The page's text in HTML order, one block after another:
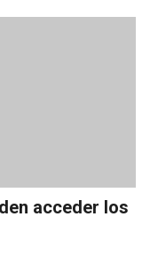
acceder los